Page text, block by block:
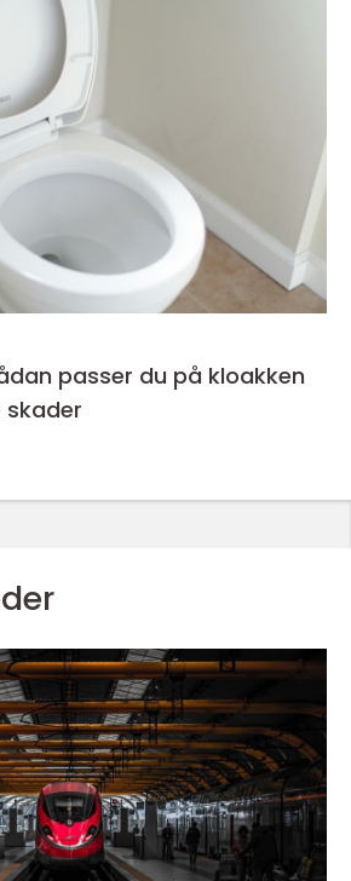
passer du på kloakken
skader